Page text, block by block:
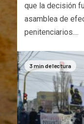
que la decisión
asamblea de
penitenciarios....
3 min de lectura